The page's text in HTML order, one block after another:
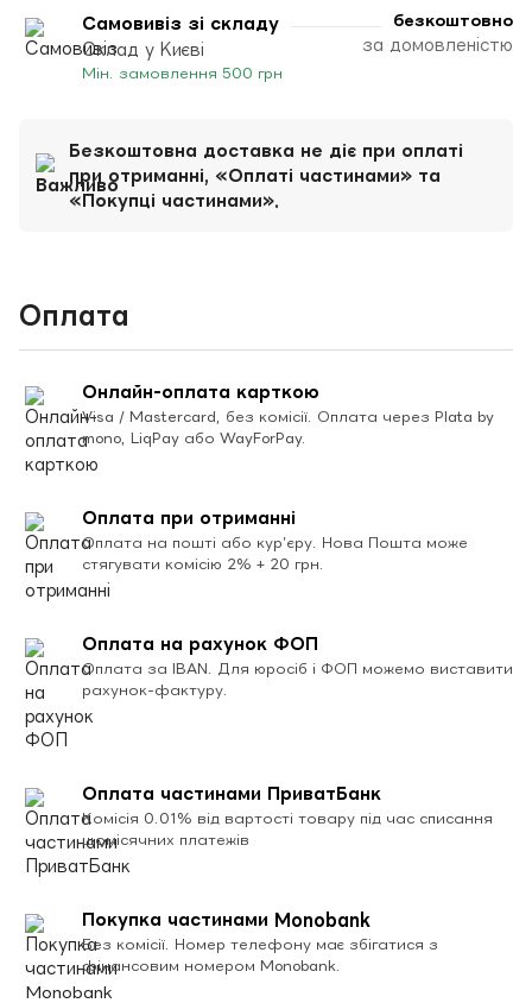
Самовивіз зі складу
Склад у Києві
Мін. замовлення 500 грн
безкоштовно
за домовленістю
Безкоштовна доставка не діє при оплаті
при отриманні, «Оплаті частинами» та
«Покупці частинами».
Оплата
Онлайн-оплата карткою
Visa / Mastercard, без комісії. Оплата через Plata by
mono, LiqPay або WayForPay.
Оплата при отриманні
Оплата на пошті або кур’єру. Нова Пошта може
стягувати комісію 2% + 20 грн.
Оплата на рахунок ФОП
Оплата за IBAN. Для юросіб і ФОП можемо виставити
рахунок-фактуру.
Оплата частинами ПриватБанк
Комісія 0.01% від вартості товару під час списання
щомісячних платежів
Покупка частинами Monobank
Без комісії. Номер телефону має збігатися з
фінансовим номером Monobank.